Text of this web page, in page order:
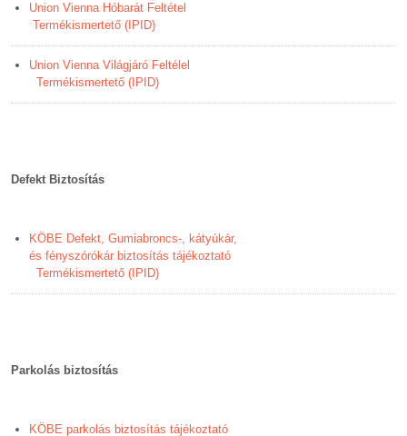
Union Vienna Hóbarát Feltétel
Termékismertető (IPID)
Union Vienna Világjáró Feltélel
Termékismertető (IPID)
Defekt Biztosítás
KÖBE Defekt, Gumiabroncs-, kátyúkár,
és fényszórókár biztosítás tájékoztató
Termékismertető (IPID)
Parkolás biztosítás
KÖBE parkolás biztosítás tájékoztató